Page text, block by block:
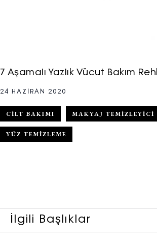
7 Aşamalı Yazlık Vücut Bakım
24 HAZIRAN 2020
CILT BAKIMI MAKYAJ TEMIZLEYICI
YÜZ TEMIZLEME
İlgili Başlıklar